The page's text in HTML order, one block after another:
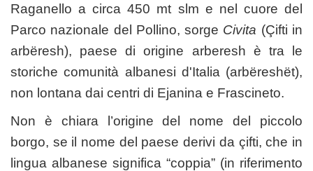
Raganello a circa 450 mt slm e nel cuore del
Parco nazionale del Pollino, sorge Civita (Çifti in
arbëresh), paese di origine arberesh è tra le
storiche comunità albanesi d'Italia (arbëreshët),
non lontana dai centri di Ejanina e Frascineto.
Non è chiara l’origine del nome del piccolo
borgo, se il nome del paese derivi da çifti, che in
lingua albanese significa “coppia” (in riferimento